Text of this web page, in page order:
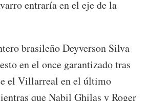
entraría en el eje de la
brasileño Deyverson Silva
en el once garantizado tras
el Villarreal en el último
que Nabil Ghilas y Roger